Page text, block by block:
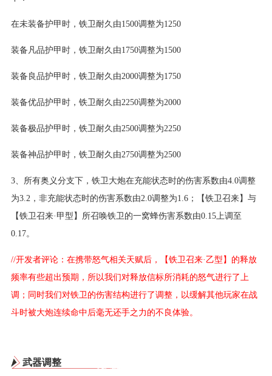
在未装备护甲时，铁卫耐久由1500调整为1250
装备凡品护甲时，铁卫耐久由1750调整为1500
装备良品护甲时，铁卫耐久由2000调整为1750
装备优品护甲时，铁卫耐久由2250调整为2000
装备极品护甲时，铁卫耐久由2500调整为2250
装备神品护甲时，铁卫耐久由2750调整为2500
3、所有奥义分支下，铁卫大炮在充能状态时的伤害系数由4.0调整
为3.2，非充能状态时的伤害系数由2.0调整为1.6；【铁卫召来】与
【铁卫召来·甲型】所召唤铁卫的一窝蜂伤害系数由0.15上调至
0.17。
//开发者评论：在携带怒气相关天赋后，【铁卫召来·乙型】的释放
频率有些超出预期，所以我们对释放信标所消耗的怒气进行了上
调；同时我们对铁卫的伤害结构进行了调整，以缓解其他玩家在战
斗时被大炮连续命中后毫无还手之力的不良体验。
武器调整